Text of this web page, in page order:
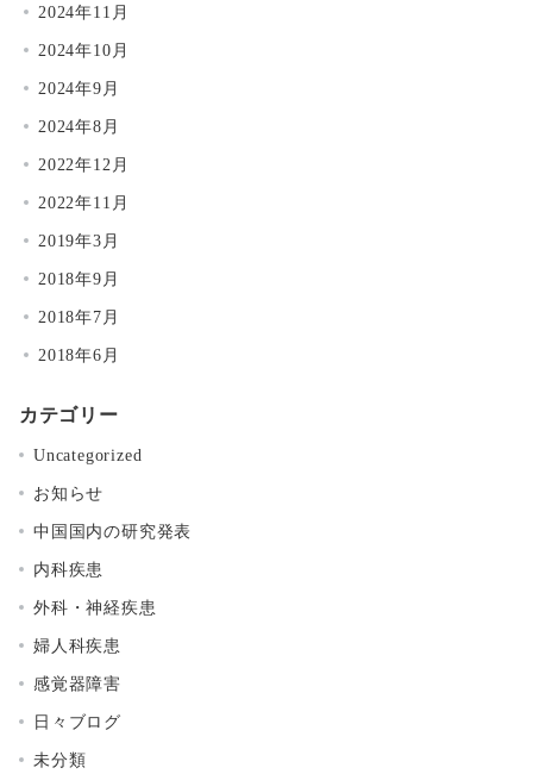
2024年11月
2024年10月
2024年9月
2024年8月
2022年12月
2022年11月
2019年3月
2018年9月
2018年7月
2018年6月
カテゴリー
Uncategorized
お知らせ
中国国内の研究発表
内科疾患
外科・神経疾患
婦人科疾患
感覚器障害
日々ブログ
未分類